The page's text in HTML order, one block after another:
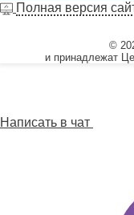
Полная версия
©
и принадлежат
Написать в чат